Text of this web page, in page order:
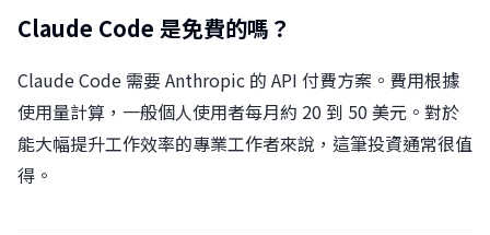
Claude Code 是免費的嗎？
Claude Code 需要 Anthropic 的 API 付費方案。費用根據
使用量計算，一般個人使用者每月約 20 到 50 美元。對於
能大幅提升工作效率的專業工作者來說，這筆投資通常很值
得。